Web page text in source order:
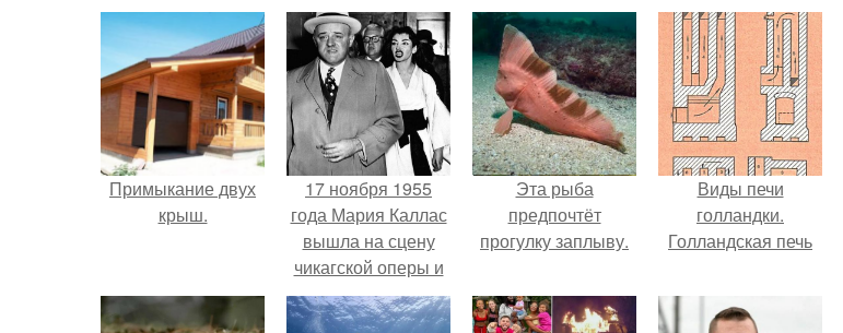
Примыкание двух
крыш.
17 ноября 1955
года Мария Каллас
вышла на сцену
чикагской оперы и
сорвала овации.
Эта рыба
предпочтёт
прогулку заплыву.
Виды печи
голландки.
Голландская печь